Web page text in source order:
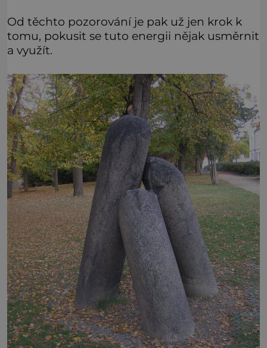
Od těchto pozorování je pak už jen krok k
tomu, pokusit se tuto energii nějak usměrnit
a využít.